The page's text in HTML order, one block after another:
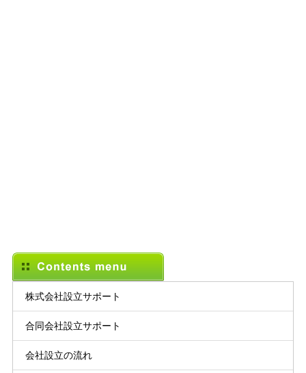
株式会社設立サポート
合同会社設立サポート
会社設立の流れ